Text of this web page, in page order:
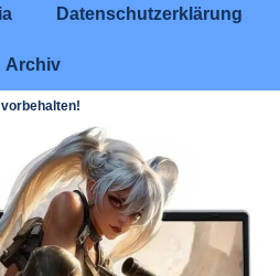
Datenschutzerklärung
Archiv